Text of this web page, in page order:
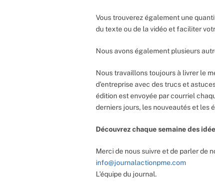
Vous trouverez également une
du texte ou de la vidéo et faciliter
Nous avons également plusieurs
Nous travaillons toujours à livrer le
d’entreprise avec des trucs et
édition est envoyée par courriel
derniers jours, les nouveautés et les
Découvrez chaque semaine des
Merci de nous suivre et de parler de
info@journalactionpme.com
L’équipe du journal.